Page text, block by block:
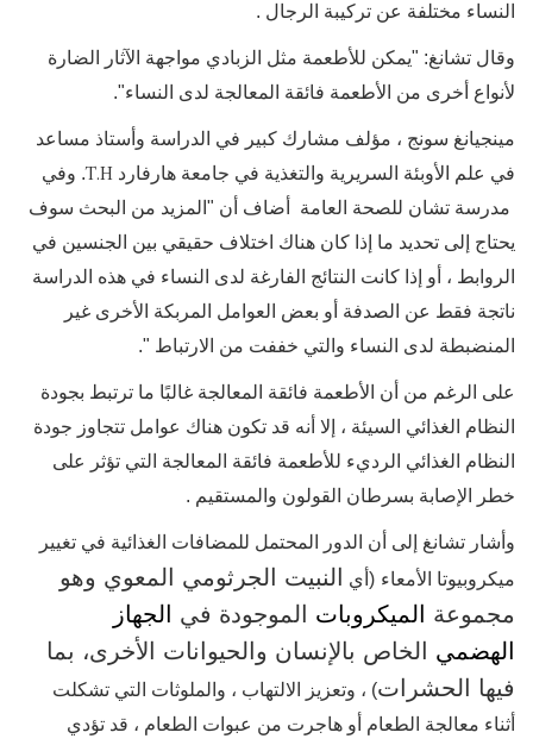
النساء مختلفة عن تركيبة الرجال .
وقال تشانغ: "يمكن للأطعمة مثل الزبادي مواجهة الآثار الضارة
لأنواع أخرى من الأطعمة فائقة المعالجة لدى النساء".
مينجيانغ سونج ، مؤلف مشارك كبير في الدراسة وأستاذ مساعد
في علم الأوبئة السريرية والتغذية في جامعة هارفارد T.H. وفي
مدرسة تشان للصحة العامة أضاف أن "المزيد من البحث سوف
يحتاج إلى تحديد ما إذا كان هناك اختلاف حقيقي بين الجنسين في
الروابط ، أو إذا كانت النتائج الفارغة لدى النساء في هذه الدراسة
ناتجة فقط عن الصدفة أو بعض العوامل المربكة الأخرى غير
المنضبطة لدى النساء والتي خففت من الارتباط ".
على الرغم من أن الأطعمة فائقة المعالجة غالبًا ما ترتبط بجودة
النظام الغذائي السيئة ، إلا أنه قد تكون هناك عوامل تتجاوز جودة
النظام الغذائي الرديء للأطعمة فائقة المعالجة التي تؤثر على
خطر الإصابة بسرطان القولون والمستقيم .
وأشار تشانغ إلى أن الدور المحتمل للمضافات الغذائية في تغيير
ميكروبيوتا الأمعاء (أي النبيت الجرثومي المعوي وهو
مجموعة
الميكروبات الموجودة في
الجهاز
الهضمي
الخاص بالإنسان والحيوانات الأخرى، بما
فيها
الحشرات) ، وتعزيز الالتهاب ، والملوثات التي تشكلت
أثناء معالجة الطعام أو هاجرت من عبوات الطعام ، قد تؤدي